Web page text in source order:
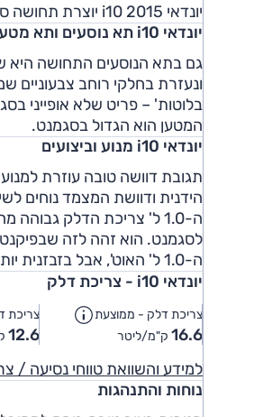
יונדאי i10 2015 יוצרת תחושה סימפטית. זה בין היתר גם בגלל פרופורציות שונות ומראה חייכני ומודרני.
יונדאי i10 תא נוסעים ותא מטען
גם בתא הנוסעים התחושה היא
ונעזרת בחלקי רוחב צבעוניים
בלוטות' – פריט שלא אופייני
המטען הוא הגדול בסגמנט.
יונדאי i10 מנוע וביצועים
לסגמנט. הוא זהה לזה
ה-1.0 ל' האוט', אבל בזבזנית יותר ביחס למתחרות.
יונדאי i10 - צריכת דלק
צריכת דלק - ממוצעת
16.6 ק"מ/ליטר
צריכת
12.6
למידע והשוואת טווחי נסיעה /
נוחות והתנהגות